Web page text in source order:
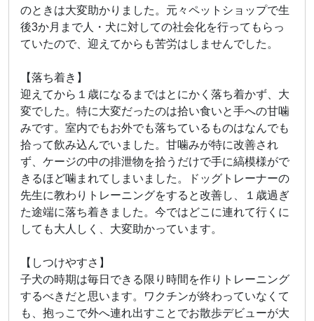
のときは大変助かりました。元々ペットショップで生
後3か月まで人・犬に対しての社会化を行ってもらっ
ていたので、迎えてからも苦労はしませんでした。
【落ち着き】
迎えてから１歳になるまではとにかく落ち着かず、大
変でした。特に大変だったのは拾い食いと手への甘噛
みです。室内でもお外でも落ちているものはなんでも
拾って飲み込んでいました。甘噛みが特に改善され
ず、ケージの中の排泄物を拾うだけで手に縞模様がで
きるほど噛まれてしまいました。ドッグトレーナーの
先生に教わりトレーニングをすると改善し、１歳過ぎ
た途端に落ち着きました。今ではどこに連れて行くに
しても大人しく、大変助かっています。
【しつけやすさ】
子犬の時期は毎日できる限り時間を作りトレーニング
するべきだと思います。ワクチンが終わっていなくて
も、抱っこで外へ連れ出すことでお散歩デビューが大